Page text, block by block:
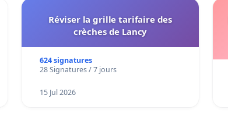
Réviser la grille tarifaire des
crèches de Lancy
624 signatures
28 Signatures / 7 jours
15 Jul 2026